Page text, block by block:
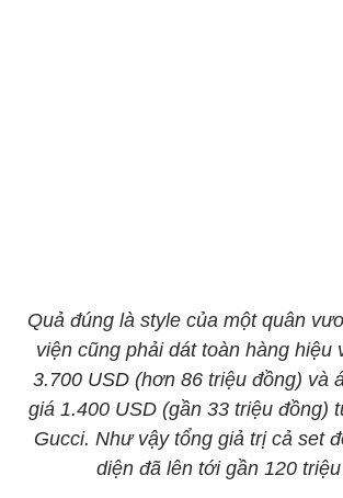
Quả đúng là style của một quân
viện cũng phải dát toàn hàng hiệu
3.700 USD (hơn 86 triệu đồng) và
giá 1.400 USD (gần 33 triệu đồng)
Gucci. Như vậy tổng giả trị cả set
diện đã lên tới gần 120